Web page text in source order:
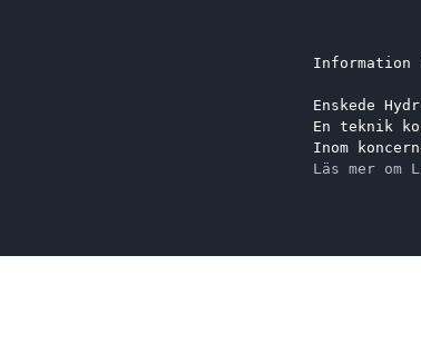
Information
Enskede
En teknik
Inom
Läs mer om